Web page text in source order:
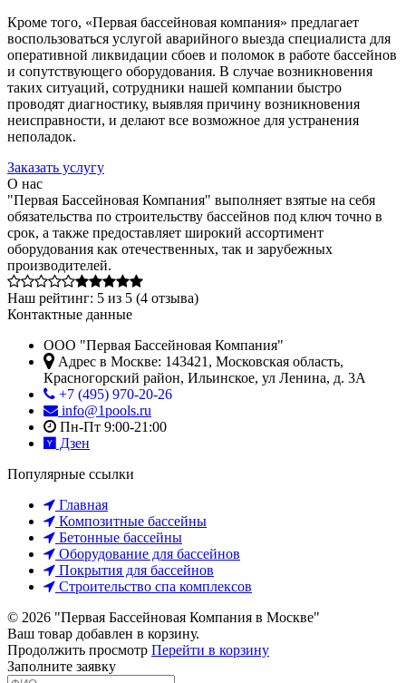
Кроме того, «Первая бассейновая компания» предлагает
воспользоваться услугой аварийного выезда специалиста для
оперативной ликвидации сбоев и поломок в работе бассейнов
и сопутствующего оборудования. В случае возникновения
таких ситуаций, сотрудники нашей компании быстро
проводят диагностику, выявляя причину возникновения
неисправности, и делают все возможное для устранения
неполадок.
Заказать услугу
О нас
"Первая Бассейновая Компания" выполняет взятые на себя
обязательства по строительству бассейнов под ключ точно в
срок, а также предоставляет широкий ассортимент
оборудования как отечественных, так и зарубежных
производителей.
Наш рейтинг: 5 из 5 (4 отзыва)
Контактные данные
ООО "Первая Бассейновая Компания"
Адрес в Москве: 143421 , Московская область,
Красногорский район, Ильинское, ул Ленина, д. 3А
+7 (495) 970-20-26
info@1pools.ru
Пн-Пт 9:00-21:00
Дзен
Популярные ссылки
Главная
Композитные бассейны
Бетонные бассейны
Оборудование для бассейнов
Покрытия для бассейнов
Строительство спа комплексов
© 2026 "Первая Бассейновая Компания в Москве"
Ваш товар добавлен в корзину.
Продолжить просмотр Перейти в корзину
Заполните заявку